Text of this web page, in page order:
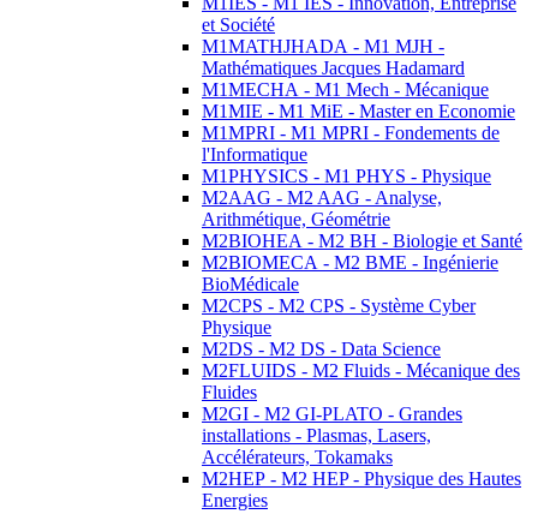
et Société
M1MATHJHADA - M1 MJH -
Mathématiques Jacques Hadamard
M1MECHA - M1 Mech - Mécanique
M1MIE - M1 MiE - Master en Economie
M1MPRI - M1 MPRI - Fondements de
l'Informatique
M1PHYSICS - M1 PHYS - Physique
M2AAG - M2 AAG - Analyse,
Arithmétique, Géométrie
M2BIOHEA - M2 BH - Biologie et Santé
M2BIOMECA - M2 BME - Ingénierie
BioMédicale
M2CPS - M2 CPS - Système Cyber
Physique
M2DS - M2 DS - Data Science
M2FLUIDS - M2 Fluids - Mécanique des
Fluides
M2GI - M2 GI-PLATO - Grandes
installations - Plasmas, Lasers,
Accélérateurs, Tokamaks
M2HEP - M2 HEP - Physique des Hautes
Energies